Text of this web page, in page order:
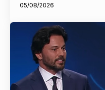
05/08/2026